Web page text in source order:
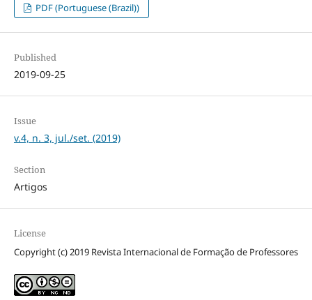
PDF (Portuguese (Brazil))
Published
2019-09-25
Issue
v.4, n. 3, jul./set. (2019)
Section
Artigos
License
Copyright (c) 2019 Revista Internacional de Formação de Professores